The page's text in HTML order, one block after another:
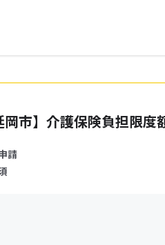
岡市】介護保険負担限度
請